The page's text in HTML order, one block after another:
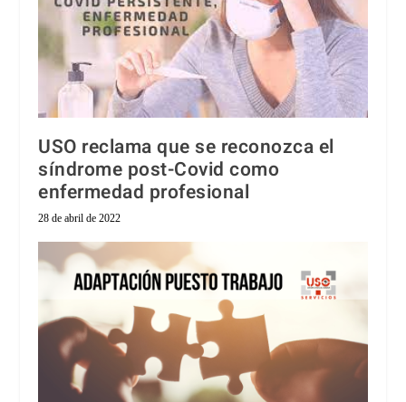
USO reclama que se reconozca el
síndrome post-Covid como
enfermedad profesional
28 de abril de 2022